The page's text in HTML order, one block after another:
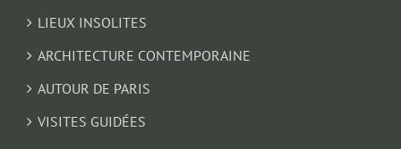
LIEUX INSOLITES
ARCHITECTURE CONTEMPORAINE
AUTOUR DE PARIS
VISITES GUIDÉES